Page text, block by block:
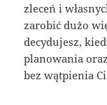
zleceń i
zarobić dużo
decydujesz,
planowania
bez wątpienia